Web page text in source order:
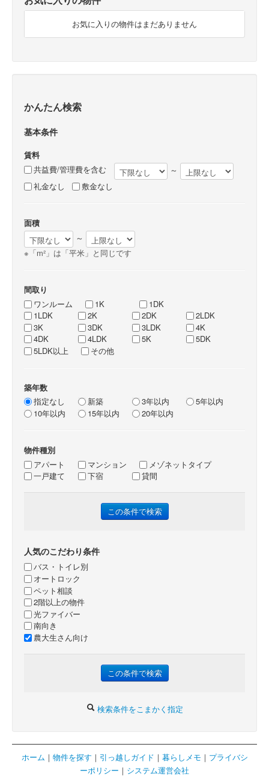
お気に入りの物件はまだありません
かんたん検索
基本条件
賃料
～
共益費/管理費を含む
礼金なし
敷金なし
面積
～
※「m²」は「平米」と同じです
間取り
ワンルーム
1K
1DK
1LDK
2K 2DK
2LDK
3K
3DK 3LDK
4K
4DK
4LDK 5K
5DK
5LDK以上
その他
築年数
指定なし
新築 3年以内
5年以内
10年以内
15年以内 20年以内
物件種別
アパート
マンション
メゾネットタイプ
一戸建て
下宿 貸間
人気のこだわり条件
バス・トイレ別
オートロック
ペット相談
2階以上の物件
光ファイバー
南向き
農大生さん向け
検索条件をこまかく指定
ホーム ｜ 物件を探す ｜ 引っ越しガイド ｜ 暮らしメモ ｜ プライバシ
ーポリシー ｜ システム運営会社